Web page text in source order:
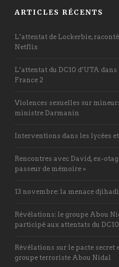
ARTICLES RÉCENTS
L’attentat de Lockerbie,
Netflix
L’attentat du DC10 d’UTA
France 2
Violences sexuelles sur
ministre Darmanin
Interventions dans les lycées
Rencontres avec David, ex-
passeur de mémoire »
13 novembre: la menace
Révélations: le groupe Abou
participé aux attentats du
Révélations sur le pacte
groupe terroriste Abou Nidal